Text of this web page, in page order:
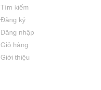
Tìm kiếm
Đăng ký
Đăng nhập
Giỏ hàng
Giới thiệu